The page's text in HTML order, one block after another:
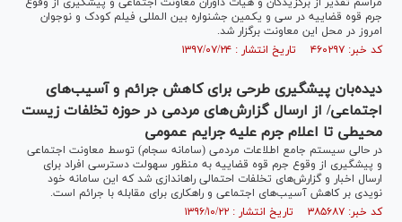
جرم قوه قضاییه در سی و یکمین جشنواره بین المللی فیلم کودک و نوجوان
امروز در محل این معاونت برگزار شد.
کد خبر: ۴۶۰۲۹۷ تاریخ انتشار : ۱۳۹۷/۰۷/۲۴
دیده‌بان پیشگیری طرحی برای کاهش جرائم و آسیب‌های
اجتماعی/ از ارسال گزارش‌های مردمی در حوزه تخلفات زیست
محیطی تا اعلام جرم علیه جرایم عمومی
در حالی سیستم جامع اطلاعات مردمی (سامانه سجام) توسط معاونت اجتماعی
و پیشگیری از وقوع جرم قوه قضاییه به منظور سهولت دسترسی افراد برای
ارسال اخبار و گزارش‌های تخلفات احتمالی راه‎اندازی شد که این سامانه خود
نویدی بر کاهش آسیب‌های اجتماعی و راهکاری برای مقابله با جرائم است.
کد خبر: ۳۸۵۶۸۷ تاریخ انتشار : ۱۳۹۶/۱۰/۲۲